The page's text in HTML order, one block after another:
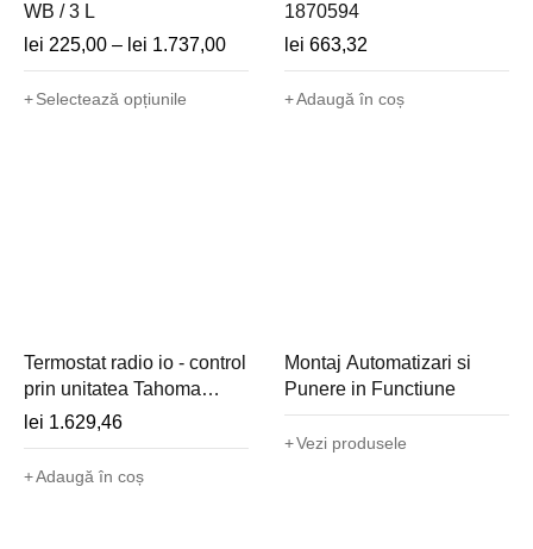
WB / 3 L
lei 225,00 – lei 1.737,00
Selectează opțiunile
1870594
lei 663,32
Adaugă în coș
Termostat radio io - control
prin unitatea Tahoma
Switch. cod: 1870777 -
lei 1.629,46
Adaugă în coș
Montaj Automatizari si
Punere in Functiune
Vezi produsele